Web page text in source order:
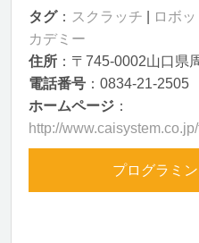
タグ： スクラッチ ロボッ
カデミー
住所 ：〒745-0002山口県
電話番号 ：0834-21-2505
ホームページ ：
http://
プログラミ